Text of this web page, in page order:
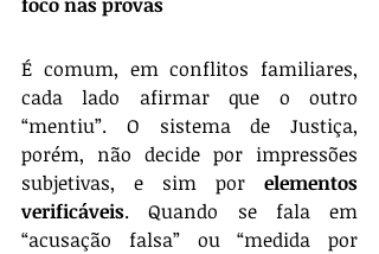
É comum, em conflitos familiares,
cada lado afirmar que o outro
“mentiu”. O sistema de Justiça,
porém, não decide por impressões
subjetivas, e sim por elementos
verificáveis. Quando se fala em
“acusação falsa” ou “medida por